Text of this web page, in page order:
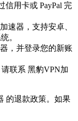
信用卡或 PayPal 完
速器，支持安卓、
。
，并登录您的新账
联系 黑豹VPN加
的退款政策。如果